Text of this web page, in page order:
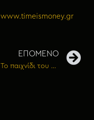
www.timeismoney.gr
ΕΠΟΜΕΝΟ
004: Το παιχνίδι του χρήματος την εποχή του κορονοϊού